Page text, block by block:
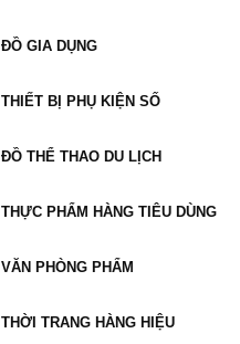
ĐỒ GIA DỤNG
THIẾT BỊ PHỤ KIỆN SỐ
ĐỒ THỂ THAO DU LỊCH
THỰC PHẨM HÀNG TIÊU DÙNG
VĂN PHÒNG PHẨM
THỜI TRANG HÀNG HIỆU